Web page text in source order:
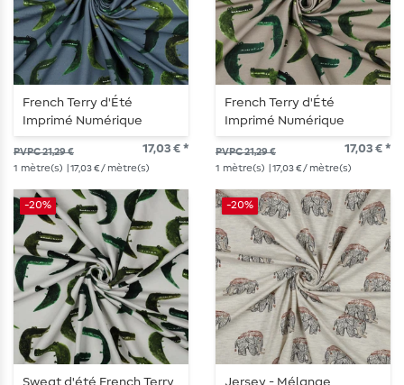
French Terry d'Été
Imprimé Numérique
Crocodiles Bleu Jean
PVPC 21,29 € 17,03 € *
1 mètre(s) | 17,03 € / mètre(s)
French Terry d'Été
Imprimé Numérique
Crocodiles Taupe
PVPC 21,29 € 17,03 € *
1 mètre(s) | 17,03 € / mètre(s)
-20% -20%